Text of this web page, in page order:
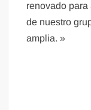
renovado
de nuestro
amplia. »